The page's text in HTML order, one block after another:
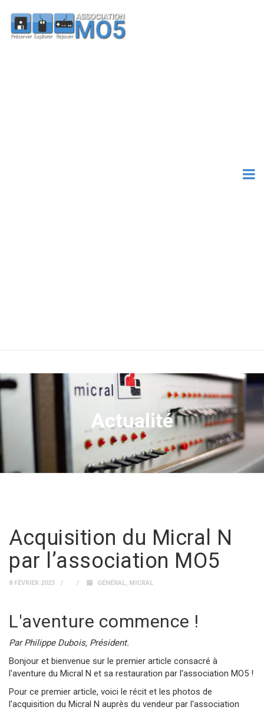
Actualité
Acquisition du Micral N
par l’association MO5
8 FÉVRIER 2023 GÉNÉRAL, MICRAL
L'aventure commence !
Par Philippe Dubois, Président.
Bonjour et bienvenue sur le premier article consacré à
l'aventure du Micral N et sa restauration par l'association MO5 !
Pour ce premier article, voici le récit et les photos de
l'acquisition du Micral N auprès du vendeur par l'association